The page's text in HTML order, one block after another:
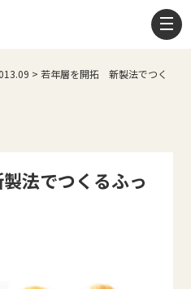
>若年層を開拓 新製法でつく
法でつくるふっ